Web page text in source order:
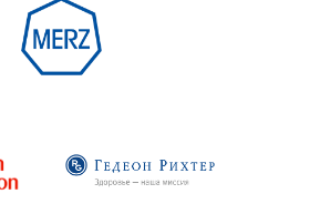
Гедеон
Гедеон